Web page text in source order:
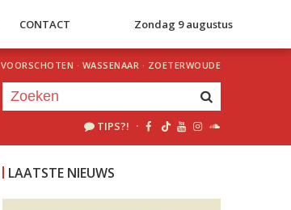
CONTACT Zondag 9 augustus
VOORSCHOTEN · WASSENAAR · ZOETERWOUDE
TIPS?! ·
LAATSTE NIEUWS